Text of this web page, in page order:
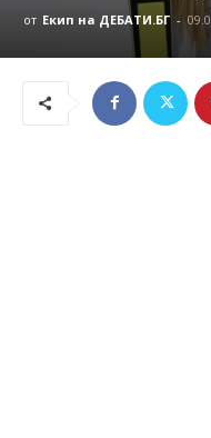
от Екип на ДЕБАТИ.БГ -